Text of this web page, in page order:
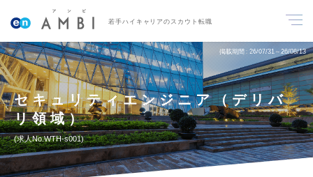
若手ハイキャリアのスカウト転職
掲載期間 26/07/31～26/08/13
セキュリティエンジニア（デリバ
リ領域）
求人No.WTH-s001